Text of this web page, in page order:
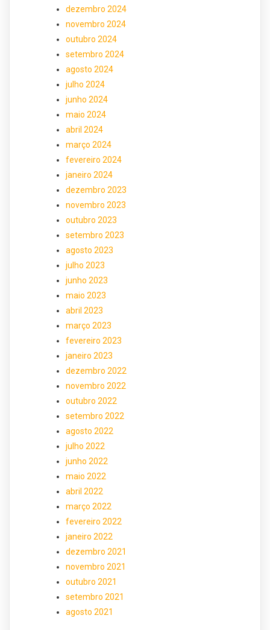
dezembro 2024
novembro 2024
outubro 2024
setembro 2024
agosto 2024
julho 2024
junho 2024
maio 2024
abril 2024
março 2024
fevereiro 2024
janeiro 2024
dezembro 2023
novembro 2023
outubro 2023
setembro 2023
agosto 2023
julho 2023
junho 2023
maio 2023
abril 2023
março 2023
fevereiro 2023
janeiro 2023
dezembro 2022
novembro 2022
outubro 2022
setembro 2022
agosto 2022
julho 2022
junho 2022
maio 2022
abril 2022
março 2022
fevereiro 2022
janeiro 2022
dezembro 2021
novembro 2021
outubro 2021
setembro 2021
agosto 2021